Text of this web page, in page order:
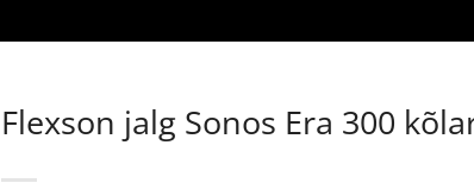
Flexson jalg Sonos Era 300